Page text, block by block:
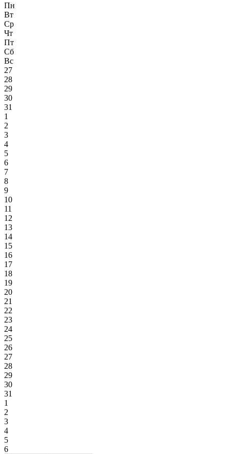
Пн
Вт
Ср
Чт
Пт
Сб
Вс
27
28
29
30
31
1
2
3
4
5
6
7
8
9
10
11
12
13
14
15
16
17
18
19
20
21
22
23
24
25
26
27
28
29
30
31
1
2
3
4
5
6